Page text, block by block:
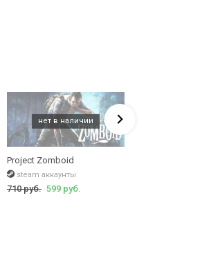
Project Zomboid
steam аккаунты
710 руб. 599 руб.